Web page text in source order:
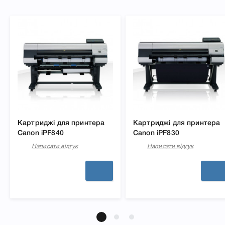
Картриджі для принтера
Canon iPF840
Написати відгук
Картриджі для принтера
Canon iPF830
Написати відгук